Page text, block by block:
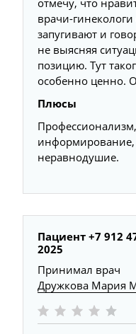
отмечу, что
врачи-
запугивают и
не выясняя
позицию. Тут
особенно ценно.
Плюсы
информирование,
неравнодушие.
Пациент +7 912
2025
Принимал врач
Дружкова Мария